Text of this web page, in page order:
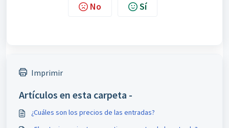
No Sí
Imprimir
Artículos en esta carpeta -
¿Cuáles son los precios de las entradas?